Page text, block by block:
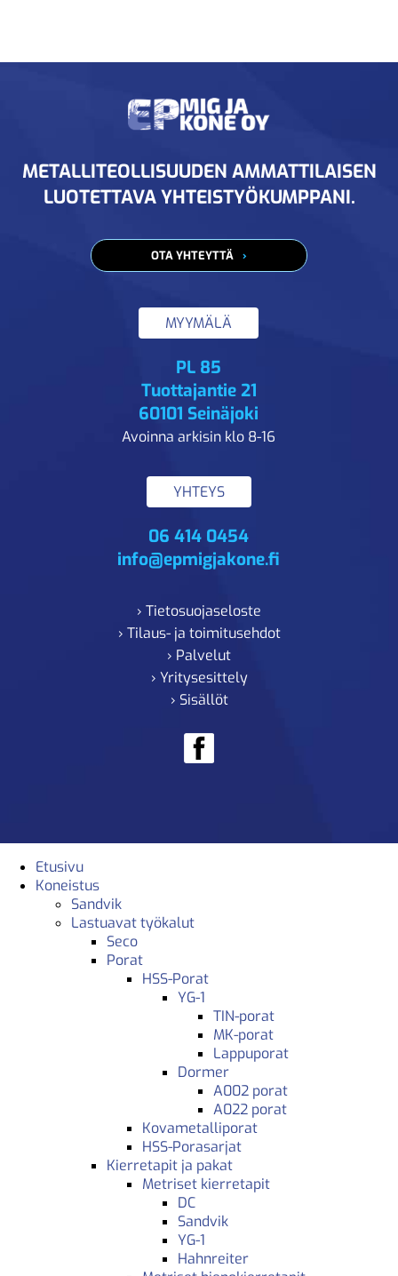
METALLITEOLLISUUDEN AMMATTILAISEN
LUOTETTAVA YHTEISTYÖKUMPPANI.
OTA YHTEYTTÄ
MYYMÄLÄ
PL 85
Tuottajantie 21
60101 Seinäjoki
Avoinna arkisin klo 8-16
YHTEYS
06 414 0454
info@epmigjakone.fi
› Tietosuojaseloste
› Tilaus- ja toimitusehdot
› Palvelut
› Yritysesittely
› Sisällöt
Etusivu
Koneistus
Sandvik
Lastuavat työkalut
Seco
Porat
HSS-Porat
YG-1
TIN-porat
MK-porat
Lappuporat
Dormer
A002 porat
A022 porat
Kovametalliporat
HSS-Porasarjat
Kierretapit ja pakat
Metriset kierretapit
DC
Sandvik
YG-1
Hahnreiter